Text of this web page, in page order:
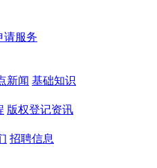
请服务
新闻 基础知识
版权登记资讯
招聘信息